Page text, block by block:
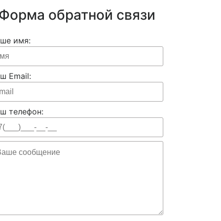
обратной связи
имя:
Email:
телефон: